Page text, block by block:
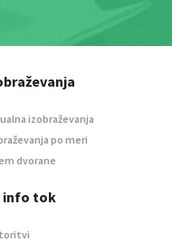
izobraževanja
po meri
dvorane
info tok